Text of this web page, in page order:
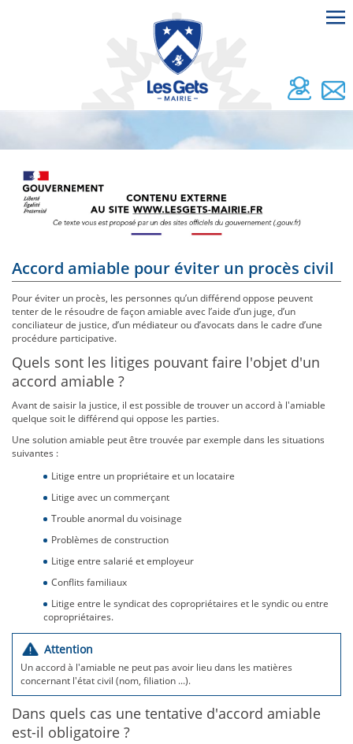
Accord amiable pour éviter un procès civil
Pour éviter un procès, les personnes qu’un différend oppose peuvent
tenter de le résoudre de façon amiable avec l’aide d’un juge, d’un
conciliateur de justice, d’un médiateur ou d’avocats dans le cadre d’une
procédure participative.
Quels sont les litiges pouvant faire l'objet d'un
accord amiable ?
Avant de saisir la justice, il est possible de trouver un accord à l'amiable
quelque soit le différend qui oppose les parties.
Une solution amiable peut être trouvée par exemple dans les situations
suivantes :
Litige entre un propriétaire et un locataire
Litige avec un commerçant
Trouble anormal du voisinage
Problèmes de construction
Litige entre salarié et employeur
Conflits familiaux
Litige entre le syndicat des copropriétaires et le syndic ou entre
copropriétaires.
Attention
Un accord à l'amiable ne peut pas avoir lieu dans les matières
concernant l'état civil (nom, filiation ...).
Dans quels cas une tentative d'accord amiable
est-il obligatoire ?